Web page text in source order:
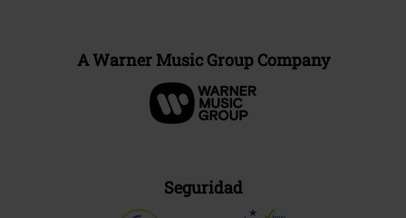
A Warner Music Group Company
Seguridad